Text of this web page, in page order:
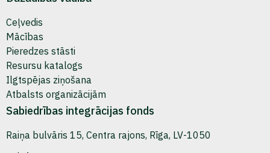
Ceļvedis
Mācības
Pieredzes stāsti
Resursu katalogs
Ilgtspējas ziņošana
Atbalsts organizācijām
Sabiedrības integrācijas fonds
Raiņa bulvāris 15, Centra rajons, Rīga, LV-1050